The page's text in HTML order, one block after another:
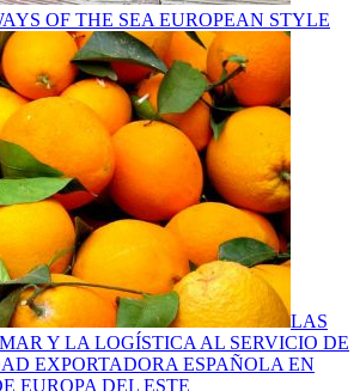
OF THE SEA EUROPEAN STYLE
LAS
Y LA LOGÍSTICA AL SERVICIO DE
EXPORTADORA ESPAÑOLA EN
EUROPA DEL ESTE